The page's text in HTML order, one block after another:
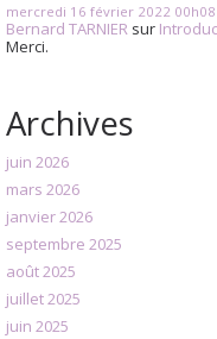
mercredi 16 février 2022 00h08
Bernard TARNIER sur
Merci.
Archives
juin 2026
mars 2026
janvier 2026
septembre 2025
août 2025
juillet 2025
juin 2025